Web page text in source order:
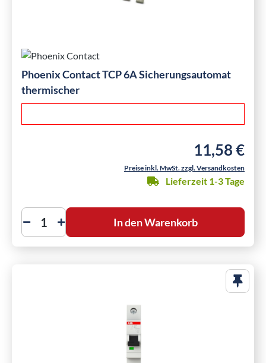
Phoenix Contact TCP 6A Sicherungsautomat
thermischer
Regulärer
11,58 €
Preise inkl. MwSt. zzgl. Versandkosten
Lieferzeit 1-3 Tage
In den Warenkorb